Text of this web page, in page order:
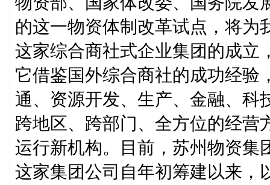
的这一物资体制改革试点，将为
这家综合商社式企业集团的成立
它借鉴国外综合商社的成功经验
通、资源开发、生产、金融、科
跨地区、跨部门、全方位的经营
运行新机构。目前，苏州物资集
这家集团公司自年初筹建以来，